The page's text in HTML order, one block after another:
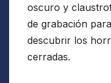
oscuro y
de grabación
descubrir los
cerradas.